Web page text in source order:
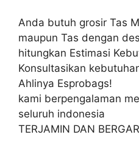
Anda butuh grosir Tas
maupun Tas dengan
hitungkan Estimasi
Konsultasikan
Ahlinya Esprobags!
kami berpengalaman
seluruh indonesia
TERJAMIN DAN